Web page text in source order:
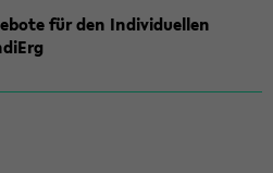
für den Individuellen